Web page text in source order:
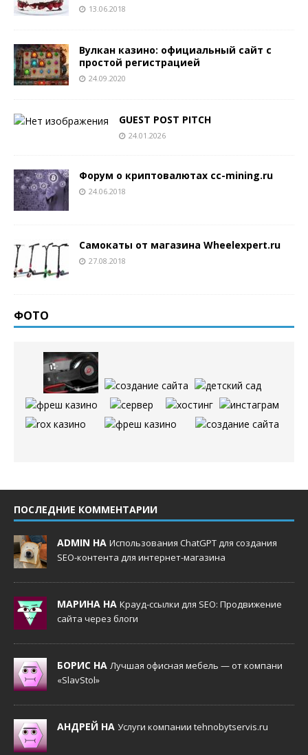
13.06.2018
Вулкан казино: официальный сайт с
простой регистрацией
24.09.2020
GUEST POST PITCH
24.01.2026
Форум о криптовалютах cc-mining.ru
24.06.2018
Самокаты от магазина Wheelexpert.ru
27.08.2018
ФОТО
ПОСЛЕДНИЕ КОММЕНТАРИИ
ADMIN НА Использования ChatGPT для создания
SEO-контента для интернет-магазина
МАРИНА НА Крауд-ссылки для SEO: Продвижение
сайта через блоги
БОРИС НА Лучшая офисная мебель — от компани
«SlavStol»
АНДРЕЙ НА Услуги компании tehnobytservis.ru